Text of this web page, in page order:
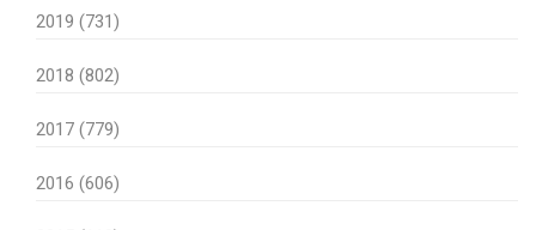
2019 (731)
2018 (802)
2017 (779)
2016 (606)